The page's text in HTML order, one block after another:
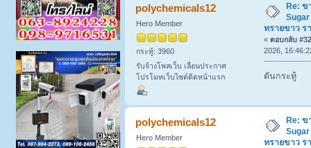
polychemicals12
Hero Member
กระทู้: 3960
รับจ้างโพสเว็บ เลื่อนประกาศ
โปรโมทเว็บไซต์ติดหน้าแรก
Re: ข
ทรายขาว ร
« ตอบกลับ
2026,
ดันกระทู้
polychemicals12
Hero Member
Re: ข
ทรายขาว ร